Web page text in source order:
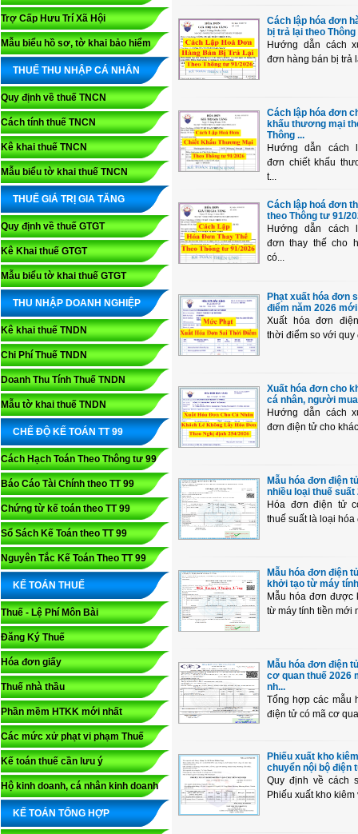
Trợ Cấp Hưu Trí Xã Hội
Mẫu biểu hồ sơ, tờ khai bảo hiểm
THUẾ THU NHẬP CÁ NHÂN
Quy định về thuế TNCN
Cách tính thuế TNCN
Kê khai thuế TNCN
Mẫu biểu tờ khai thuế TNCN
THUẾ GIÁ TRỊ GIA TĂNG
Quy định về thuế GTGT
Kê Khai thuế GTGT
Mẫu biểu tờ khai thuế GTGT
THU NHẬP DOANH NGHIỆP
Kê khai thuế TNDN
Chi Phí Thuế TNDN
Doanh Thu Tính Thuế TNDN
Mẫu tờ khai thuế TNDN
CHẾ ĐỘ KẾ TOÁN TT 99
Cách Hạch Toán Theo Thông tư 99
Báo Cáo Tài Chính theo TT 99
Chứng từ kế toán theo TT 99
Sổ Sách Kế Toán theo TT 99
Nguyên Tắc Kế Toán Theo TT 99
KẾ TOÁN THUẾ
Thuế - Lệ Phí Môn Bài
Đăng Ký Thuế
Hóa đơn giấy
Thuế nhà thầu
Phần mềm HTKK mới nhất
Các mức xử phạt vi phạm Thuế
Kế toán thuế cần lưu ý
Hộ kinh doanh, cá nhân kinh doanh
KẾ TOÁN TỔNG HỢP
Cách lập hóa đơn
bị trả lại theo
Hướng dẫn cách
đơn hàng bán bị trả
Cách lập hóa đơn
khấu thương mại
Thông ...
Hướng dẫn cách
đơn chiết khấu
t...
Cách lập hoá đơn
theo Thông tư 91/
Hướng dẫn cách
đơn thay thế cho
có...
Phạt xuất hóa đơn
điểm năm 2026
Xuất hóa đơn
thời điểm so với quy
Xuất hóa đơn cho
cá nhân, người
Hướng dẫn cách
đơn điện tử cho
Mẫu hóa đơn điện
nhiều loại thuế suất
Hóa đơn điện tử
thuế suất là loại hóa
Mẫu hóa đơn điện
khởi tạo từ máy
Mẫu hóa đơn được
từ máy tính tiền mới
Mẫu hóa đơn điện
cơ quan thuế 2026
nh...
Tổng hợp các mẫu
điện tử có mã cơ
Phiếu xuất kho
chuyển nội bộ điện
Quy định về cách
Phiếu xuất kho kiêm